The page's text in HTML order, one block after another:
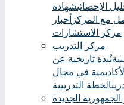
الإحصائيشهادة
مع المركزأخبار
مركز الاستشارات
مركز التدريب
نُبذة تاريخية عن
في مجال
الخطة التدريبية
الجديدة